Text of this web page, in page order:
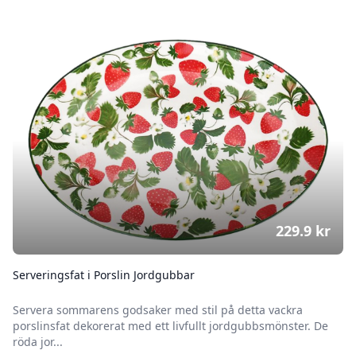
Serveringsfat i Porslin Jordgubbar
Servera sommarens godsaker med stil på detta vackra
porslinsfat dekorerat med ett livfullt jordgubbsmönster. De
röda jor...
229.9 kr